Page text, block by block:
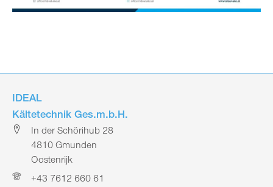
IDEAL
Kältetechnik Ges.m.b.H.
In der Schörihub 28
4810 Gmunden
Oostenrijk
+43 7612 660 61